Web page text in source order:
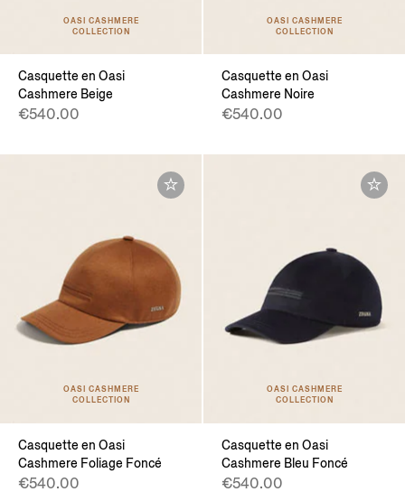
OASI CASHMERE
COLLECTION
Casquette en Oasi
Cashmere Beige
€540.00
OASI CASHMERE
COLLECTION
Casquette en Oasi
Cashmere Noire
€540.00
OASI CASHMERE
COLLECTION
Casquette en Oasi
Cashmere Foliage Foncé
€540.00
OASI CASHMERE
COLLECTION
Casquette en Oasi
Cashmere Bleu Foncé
€540.00